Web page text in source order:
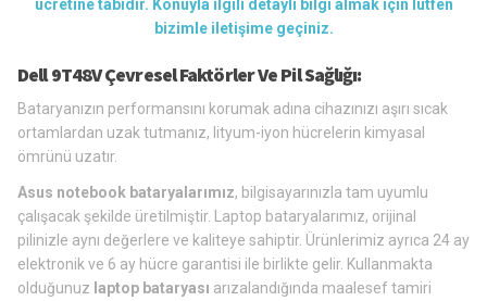
ücretine tabidir. Konuyla ilgili detaylı bilgi almak için lütfen
bizimle iletişime geçiniz.
Dell 9T48V Çevresel Faktörler Ve Pil Sağlığı:
Bataryanızın performansını korumak adına cihazınızı aşırı sıcak
ortamlardan uzak tutmanız, lityum-iyon hücrelerin kimyasal
ömrünü uzatır.
Asus notebook bataryalarımız, bilgisayarınızla tam uyumlu
çalışacak şekilde üretilmiştir. Laptop bataryalarımız, orijinal
pilinizle aynı değerlere ve kaliteye sahiptir. Ürünlerimiz ayrıca 24 ay
elektronik ve 6 ay hücre garantisi ile birlikte gelir. Kullanmakta
olduğunuz laptop bataryası arızalandığında maalesef tamiri